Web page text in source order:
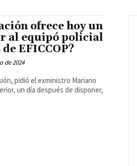
ofrece hoy un
al equipó policial
EFICCOP?
de 2024
pidió el exministro Mariano
un día después de disponer,